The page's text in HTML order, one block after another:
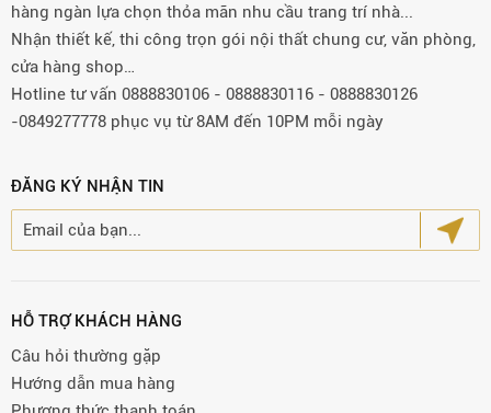
hàng ngàn lựa chọn thỏa mãn nhu cầu trang trí nhà...
Nhận thiết kế, thi công trọn gói nội thất chung cư, văn phòng,
cửa hàng shop…
Hotline tư vấn 0888830106 - 0888830116 - 0888830126
-0849277778 phục vụ từ 8AM đến 10PM mỗi ngày
ĐĂNG KÝ NHẬN TIN
HỖ TRỢ KHÁCH HÀNG
Câu hỏi thường gặp
Hướng dẫn mua hàng